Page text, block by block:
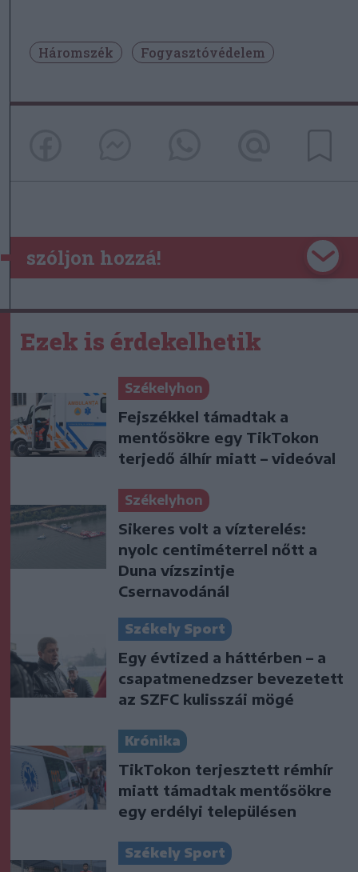
Háromszék Fogyasztóvédelem
szóljon hozzá!
Ezek is érdekelhetik
Székelyhon
Fejszékkel támadtak a
mentősökre egy TikTokon
terjedő álhír miatt – videóval
Székelyhon
Sikeres volt a vízterelés:
nyolc centiméterrel nőtt a
Duna vízszintje
Csernavodánál
Székely Sport
Egy évtized a háttérben – a
csapatmenedzser bevezetett
az SZFC kulisszái mögé
Krónika
TikTokon terjesztett rémhír
miatt támadtak mentősökre
egy erdélyi településen
Székely Sport